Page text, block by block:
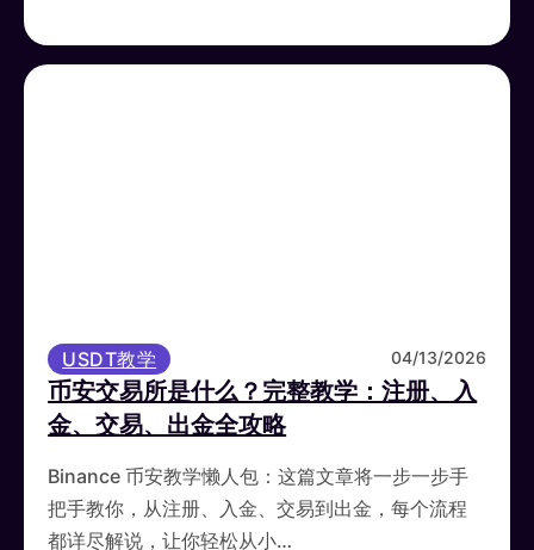
USDT教学 04/13/2026
币安交易所是什么？完整教学：注册、入
金、交易、出金全攻略
Binance 币安教学懒人包：这篇文章将一步一步手
把手教你，从注册、入金、交易到出金，每个流程
都详尽解说，让你轻松从小…